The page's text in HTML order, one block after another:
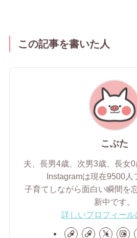
この記事を書いた人
こぶた
夫、長男4歳、次男3歳、長女0
Instagramは現在9500人
子育てしながら面白い瞬間を
新中です。
詳しいプロフィール